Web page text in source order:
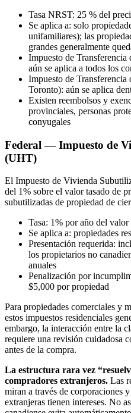
Tasa NRST: 25 % del
Se aplica a: solo
unifamiliares); las
grandes generalmente
Impuesto de Transferencia
aún se aplica a todos los
Impuesto de
Toronto): aún se aplica
Existen reembolsos y
provinciales, personas
conyugales
Federal — Impuesto de
(UHT)
El Impuesto de Vivienda
del 1% sobre el valor tasado de
subutilizadas de propiedad de
Tasa: 1% por año del valor
Se aplica a: propiedades
Presentación requerida:
los propietarios no
anuales
Penalización por
$5,000 por propiedad
Para propiedades comerciales y
estos impuestos residenciales
embargo, la interacción entre la
requiere una revisión cuidadosa
antes de la compra.
La estructura rara vez
compradores extranjeros. Las
miran a través de corporaciones
extranjeras tienen intereses. No